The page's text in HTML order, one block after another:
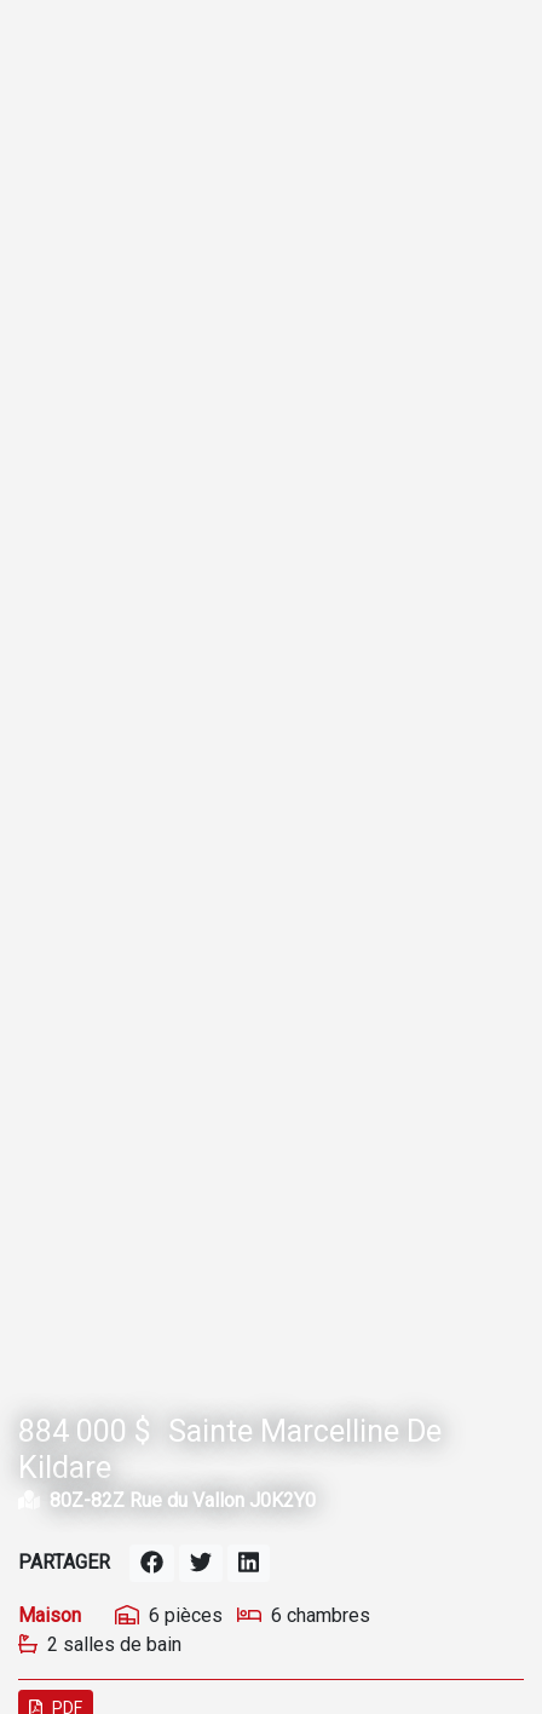
884 000 $ Sainte Marcelline De
Kildare
80Z-82Z Rue du Vallon J0K2Y0
Maison 6 pièces
6 chambres
2 salles de bain
PARTAGER
PDF